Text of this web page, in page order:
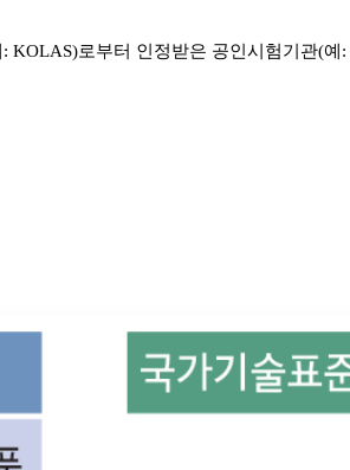
로부터 인정받은 공인시험기관(